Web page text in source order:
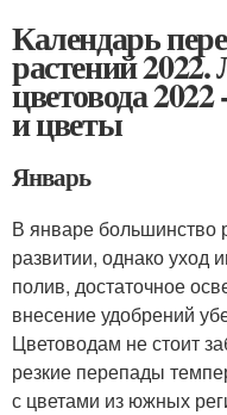
Календарь
растений
цветовода
и цветы
Январь
В январе большинство
развитии, однако
полив, достаточное
внесение удобрений
Цветоводам не стоит
резкие перепады
с цветами из южных